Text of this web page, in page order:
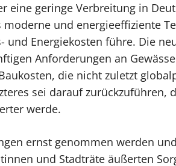
eine geringe Verbreitung in
und energieeffiziente
Energiekosten führe. Die
Anforderungen an
die nicht zuletzt
sei darauf zurückzuführen,
werde.
ernst genommen werden
und Stadträte äußerten